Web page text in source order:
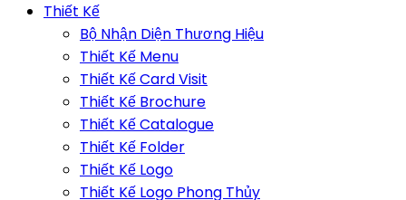
Thiết Kế
Bộ Nhận Diện Thương Hiệu
Thiết Kế Menu
Thiết Kế Card Visit
Thiết Kế Brochure
Thiết Kế Catalogue
Thiết Kế Folder
Thiết Kế Logo
Thiết Kế Logo Phong Thủy